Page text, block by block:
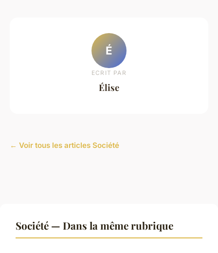
É
ECRIT PAR
Élise
← Voir tous les articles Société
Société — Dans la même rubrique